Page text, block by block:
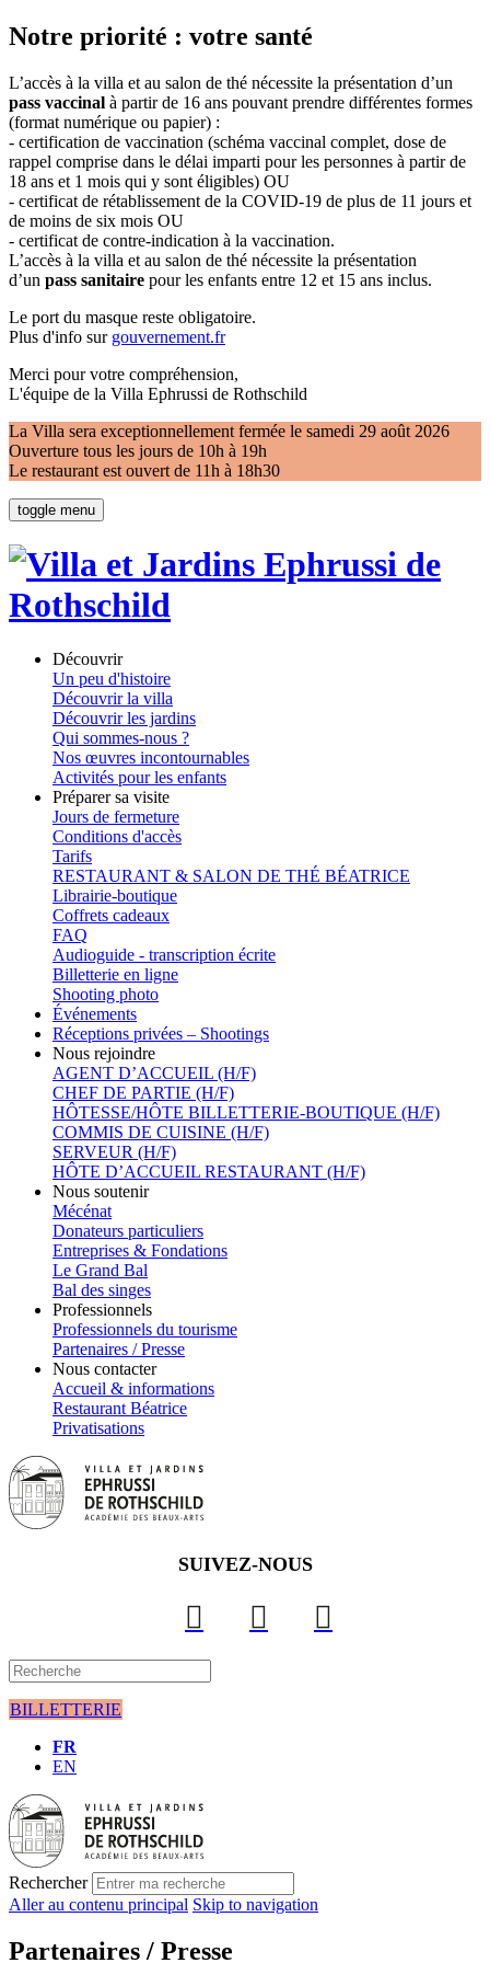
Notre priorité : votre santé
L’accès à la villa et au salon de thé nécessite la présentation d’un
pass vaccinal à partir de 16 ans pouvant prendre différentes formes
(format numérique ou papier) :
- certification de vaccination (schéma vaccinal complet, dose de
rappel comprise dans le délai imparti pour les personnes à partir de
18 ans et 1 mois qui y sont éligibles) OU
- certificat de rétablissement de la COVID-19 de plus de 11 jours et
de moins de six mois OU
- certificat de contre-indication à la vaccination.
L’accès à la villa et au salon de thé nécessite la présentation
d’un pass sanitaire pour les enfants entre 12 et 15 ans inclus.
Le port du masque reste obligatoire.
Plus d'info sur gouvernement.fr
Merci pour votre compréhension,
L'équipe de la Villa Ephrussi de Rothschild
La Villa sera exceptionnellement fermée le samedi 29 août 2026
Ouverture tous les jours de 10h à 19h
Le restaurant est ouvert de 11h à 18h30
toggle menu
Découvrir
Un peu d'histoire
Découvrir la villa
Découvrir les jardins
Qui sommes-nous ?
Nos œuvres incontournables
Activités pour les enfants
Préparer sa visite
Jours de fermeture
Conditions d'accès
Tarifs
RESTAURANT & SALON DE THÉ BÉATRICE
Librairie-boutique
Coffrets cadeaux
FAQ
Audioguide - transcription écrite
Billetterie en ligne
Shooting photo
Événements
Réceptions privées – Shootings
Nous rejoindre
AGENT D’ACCUEIL (H/F)
CHEF DE PARTIE (H/F)
HÔTESSE/HÔTE BILLETTERIE-BOUTIQUE (H/F)
COMMIS DE CUISINE (H/F)
SERVEUR (H/F)
HÔTE D’ACCUEIL RESTAURANT (H/F)
Nous soutenir
Mécénat
Donateurs particuliers
Entreprises & Fondations
Le Grand Bal
Bal des singes
Professionnels
Professionnels du tourisme
Partenaires / Presse
Nous contacter
Accueil & informations
Restaurant Béatrice
Privatisations
SUIVEZ-NOUS
BILLETTERIE
FR
EN
Rechercher
Aller au contenu principal Skip to navigation
Partenaires / Presse